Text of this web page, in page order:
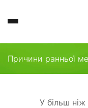
Клімакс
Поради
Публікації
Купити
Причини ранньої
У більш